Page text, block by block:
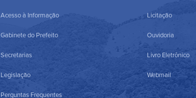
Acesso à Informação
Gabinete do Prefeito
Secretarias
Legislação
Perguntas Frequentes
Licitação
Ouvidoria
Livro Eletrônico
Webmail